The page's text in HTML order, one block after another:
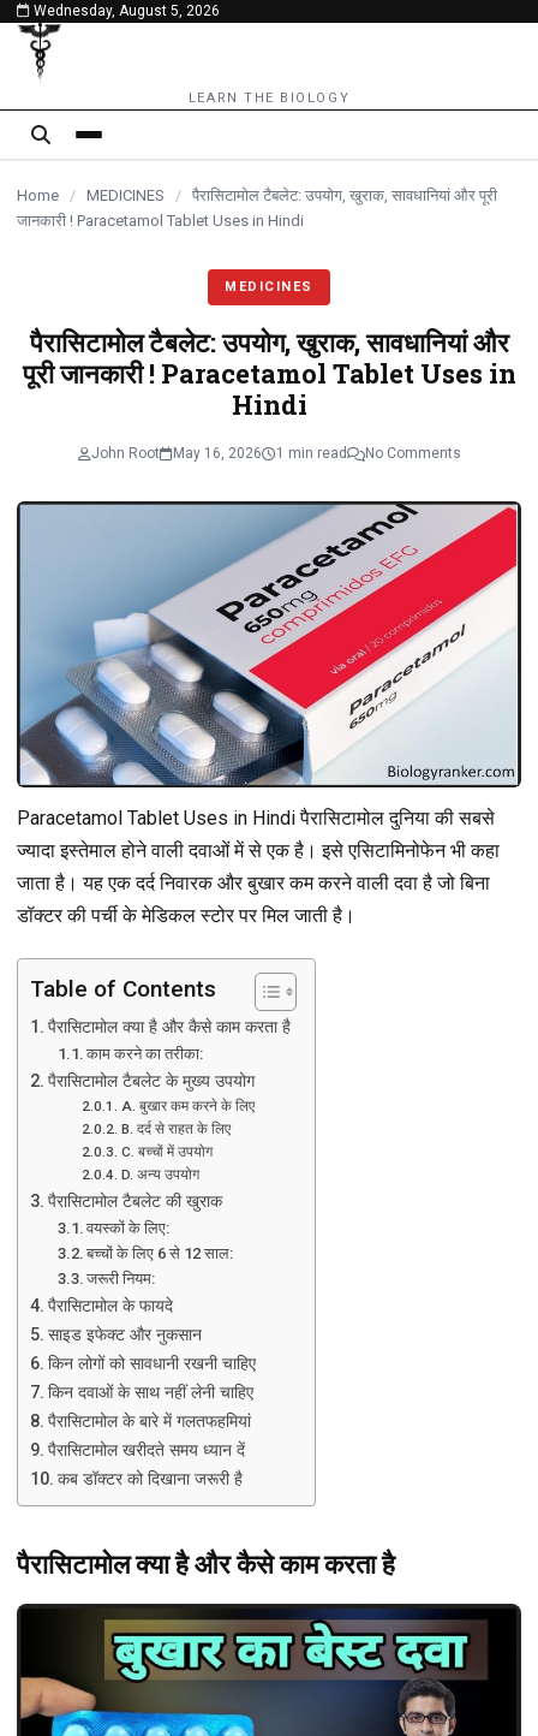
content
Wednesday, August 5, 2026
LEARN THE BIOLOGY
Home / MEDICINES / पैरासिटामोल टैबलेट: उपयोग, खुराक, सावधानियां और पूरी
जानकारी ! Paracetamol Tablet Uses in Hindi
MEDICINES
पैरासिटामोल टैबलेट: उपयोग, खुराक, सावधानियां और
पूरी जानकारी ! Paracetamol Tablet Uses in
Hindi
John Root May 16, 2026 1 min read No Comments
Paracetamol Tablet Uses in Hindi पैरासिटामोल दुनिया की सबसे
ज्यादा इस्तेमाल होने वाली दवाओं में से एक है। इसे एसिटामिनोफेन भी कहा
जाता है। यह एक दर्द निवारक और बुखार कम करने वाली दवा है जो बिना
डॉक्टर की पर्ची के मेडिकल स्टोर पर मिल जाती है।
Table of Contents
पैरासिटामोल क्या है और कैसे काम करता है
काम करने का तरीका:
पैरासिटामोल टैबलेट के मुख्य उपयोग
A. बुखार कम करने के लिए
B. दर्द से राहत के लिए
C. बच्चों में उपयोग
D. अन्य उपयोग
पैरासिटामोल टैबलेट की खुराक
वयस्कों के लिए:
बच्चों के लिए 6 से 12 साल:
जरूरी नियम:
पैरासिटामोल के फायदे
साइड इफेक्ट और नुकसान
किन लोगों को सावधानी रखनी चाहिए
किन दवाओं के साथ नहीं लेनी चाहिए
पैरासिटामोल के बारे में गलतफहमियां
पैरासिटामोल खरीदते समय ध्यान दें
कब डॉक्टर को दिखाना जरूरी है
पैरासिटामोल क्या है और कैसे काम करता है